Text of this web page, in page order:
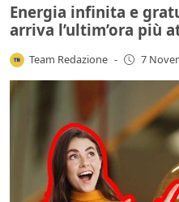
Energia infinita e
arriva l’ultim’ora più
Team Redazione - 7